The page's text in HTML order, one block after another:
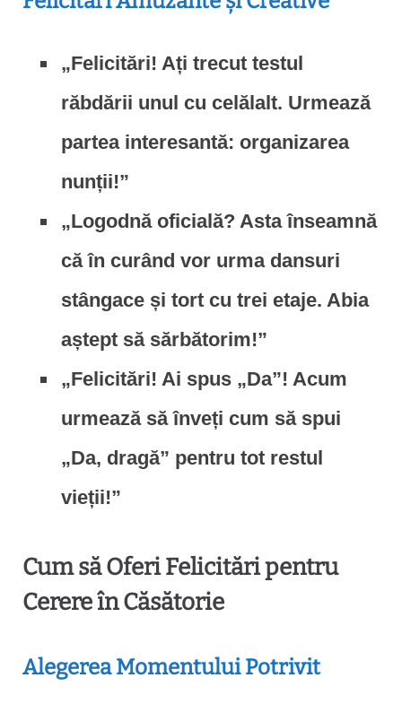
„Felicitări! Ați trecut testul
răbdării unul cu celălalt. Urmează
partea interesantă: organizarea
nunții!”
„Logodnă oficială? Asta înseamnă
că în curând vor urma dansuri
stângace și tort cu trei etaje. Abia
aștept să sărbătorim!”
„Felicitări! Ai spus „Da”! Acum
urmează să înveți cum să spui
„Da, dragă” pentru tot restul
vieții!”
Cum să Oferi Felicitări pentru
Cerere în Căsătorie
Alegerea Momentului Potrivit